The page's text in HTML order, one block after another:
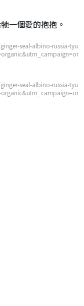
一個愛的抱抱。
seal-albino-russia-tyu
seal-albino-russia-tyu